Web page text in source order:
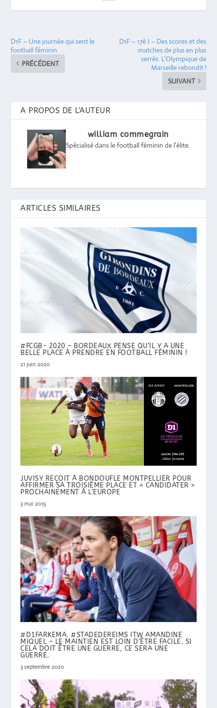
D1F – Une journée qui sent le
football féminin
PRÉCÉDENT
D1F – 17è J – Des scores et des
matches de plus en plus
serrés. L’Olympique de
Marseille rebondit !
SUIVANT
A PROPOS DE L'AUTEUR
william commegrain
Spécialisé dans le football féminin de l'élite.
ARTICLES SIMILAIRES
#FCGB- 2020 – BORDEAUX PENSE QU’IL Y A UNE
BELLE PLACE À PRENDRE EN FOOTBALL FÉMININ !
21 juin 2020
JUVISY REÇOIT À BONDOUFLE MONTPELLIER POUR
AFFIRMER SA TROISIÈME PLACE ET « CANDIDATER »
PROCHAINEMENT À L’EUROPE
3 mai 2015
#D1FARKEMA. #STADEDEREIMS ITW AMANDINE
MIQUEL – LE MAINTIEN EST LOIN D’ÊTRE FACILE. SI
CELA DOIT ÊTRE UNE GUERRE, CE SERA UNE
GUERRE.
3 septembre 2020